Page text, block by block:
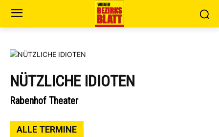
NÜTZLICHE IDIOTEN
Rabenhof Theater
ALLE TERMINE